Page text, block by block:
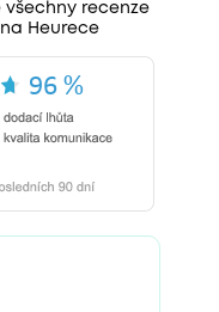
recenze
Heurece